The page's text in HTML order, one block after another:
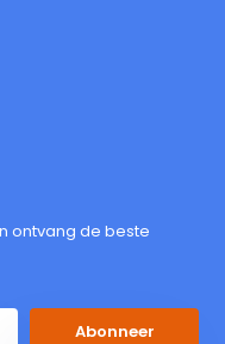
ontvang de beste
Abonneer